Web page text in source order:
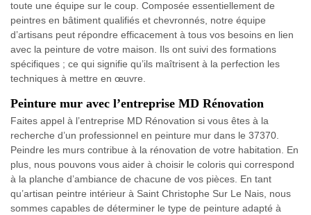
toute une équipe sur le coup. Composée essentiellement de
peintres en bâtiment qualifiés et chevronnés, notre équipe
d’artisans peut répondre efficacement à tous vos besoins en lien
avec la peinture de votre maison. Ils ont suivi des formations
spécifiques ; ce qui signifie qu’ils maîtrisent à la perfection les
techniques à mettre en œuvre.
Peinture mur avec l’entreprise MD Rénovation
Faites appel à l’entreprise MD Rénovation si vous êtes à la
recherche d’un professionnel en peinture mur dans le 37370.
Peindre les murs contribue à la rénovation de votre habitation. En
plus, nous pouvons vous aider à choisir le coloris qui correspond
à la planche d’ambiance de chacune de vos pièces. En tant
qu’artisan peintre intérieur à Saint Christophe Sur Le Nais, nous
sommes capables de déterminer le type de peinture adapté à